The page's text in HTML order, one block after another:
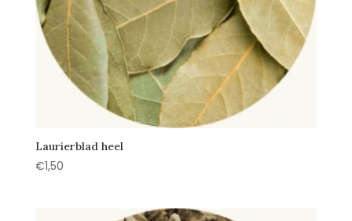
Laurierblad heel
€1,50